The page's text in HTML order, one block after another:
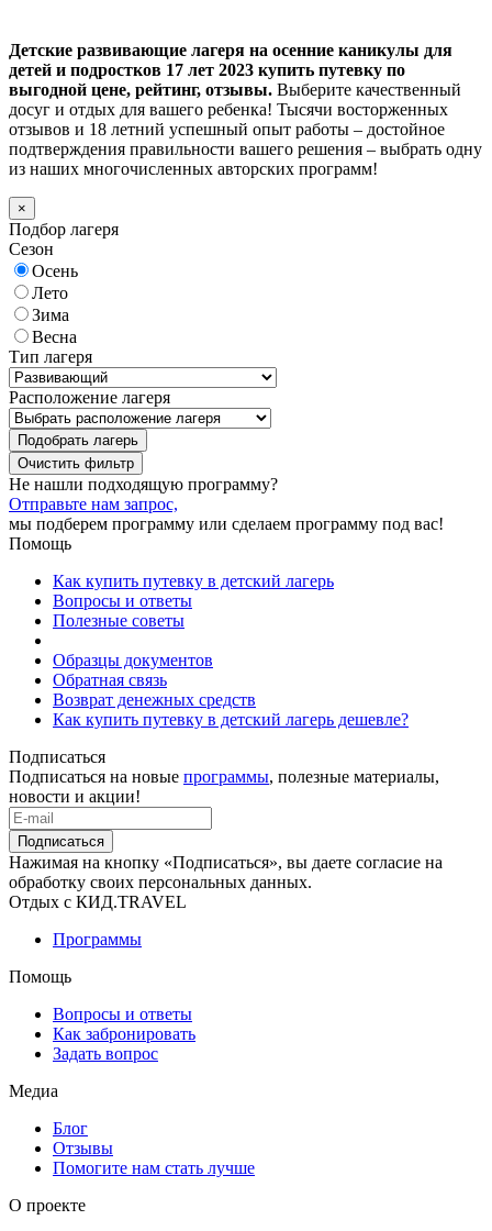
Детские развивающие лагеря на осенние каникулы для
детей и подростков 17 лет 2023 купить путевку по
выгодной цене, рейтинг, отзывы. Выберите качественный
досуг и отдых для вашего ребенка! Тысячи восторженных
отзывов и 18 летний успешный опыт работы – достойное
подтверждения правильности вашего решения – выбрать одну
из наших многочисленных авторских программ!
×
Подбор лагеря
Сезон
Осень
Лето
Зима
Весна
Тип лагеря
Расположение лагеря
Подобрать лагерь
Не нашли подходящую программу?
Отправьте нам запрос,
мы подберем программу или сделаем программу под вас!
Помощь
Как купить путевку в детский лагерь
Вопросы и ответы
Полезные советы
Образцы документов
Обратная связь
Возврат денежных средств
Как купить путевку в детский лагерь дешевле?
Подписаться
Подписаться на новые программы, полезные материалы,
новости и акции!
Подписаться
Нажимая на кнопку «Подписаться», вы даете согласие на
обработку своих персональных данных.
Отдых с КИД.TRAVEL
Программы
Помощь
Вопросы и ответы
Как забронировать
Задать вопрос
Медиа
Блог
Отзывы
Помогите нам стать лучше
О проекте